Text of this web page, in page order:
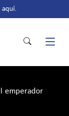
emperador